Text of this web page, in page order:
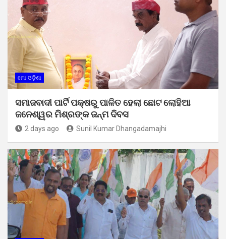
ମୋ ଓଡ଼ିଶା
ସମାଜବାଦୀ ପାର୍ଟି ପକ୍ଷରୁ ପାଳିତ ହେଲା ଛୋଟ ଲୋହିଆ
ଜନେଶ୍ୱର ମିଶ୍ରଙ୍କ ଜନ୍ମ ଦିବସ
2 days ago Sunil Kumar Dhangadamajhi